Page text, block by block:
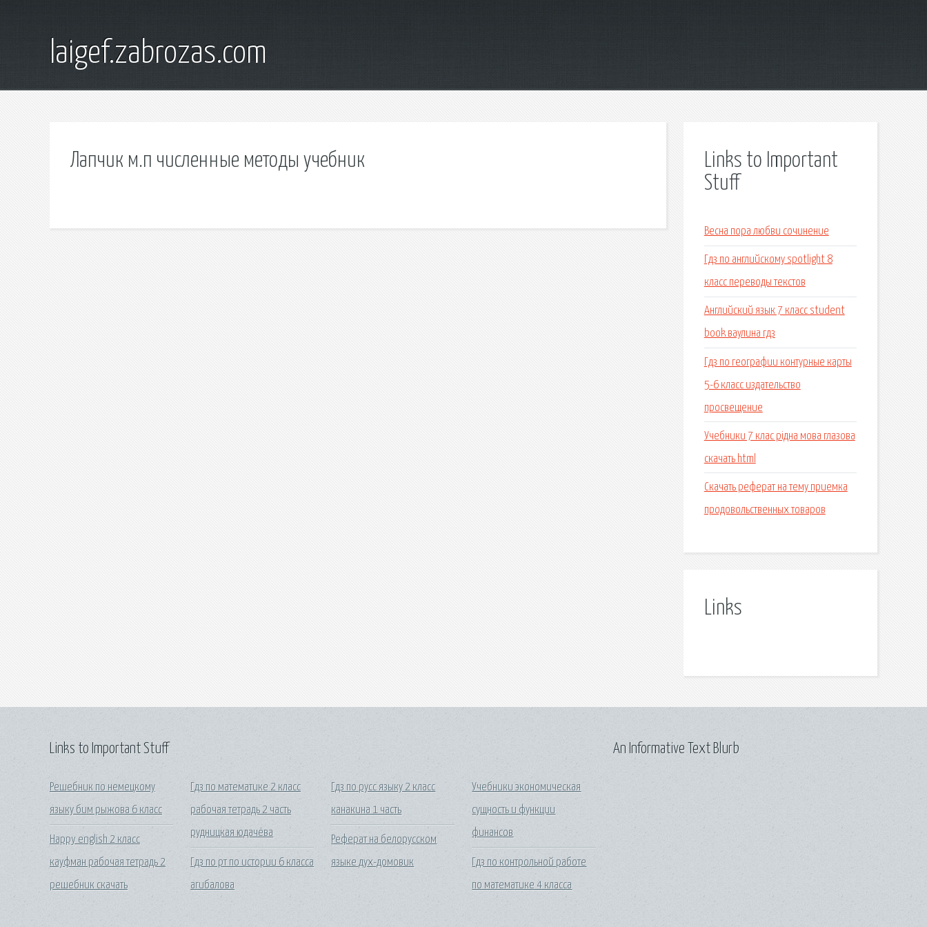
laigef.zabrozas.com
Лапчик м.п численные методы учебник
Links to Important
Stuff
Весна пора любви сочинение
Гдз по английскому spotlight 8
класс переводы текстов
Английский язык 7 класс student
book ваулина гдз
Гдз по географии контурные карты
5-6 класс издательство
просвещение
Учебники 7 клас рiдна мова глазова
скачать html
Скачать реферат на тему приемка
продовольственных товаров
Links
Links to Important Stuff
Решебник по немецкому
языку бим рыжова 6 класс
Happy english 2 класс
кауфман рабочая тетрадь 2
решебник скачать
Гдз по математике 2 класс
рабочая тетрадь 2 часть
рудницкая юдачёва
Гдз по рт по истории 6 класса
агибалова
Гдз по русс языку 2 класс
канакина 1 часть
Реферат на белорусском
языке дух-домовик
Учебники экономическая
сущность и функции
финансов
Гдз по контрольной работе
по математике 4 класса
An Informative Text Blurb